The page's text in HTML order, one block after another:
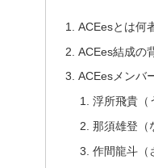
ACEesとは何
ACEes結成の
ACEesメンバ
浮所飛貴（
那須雄登（
作間龍斗（